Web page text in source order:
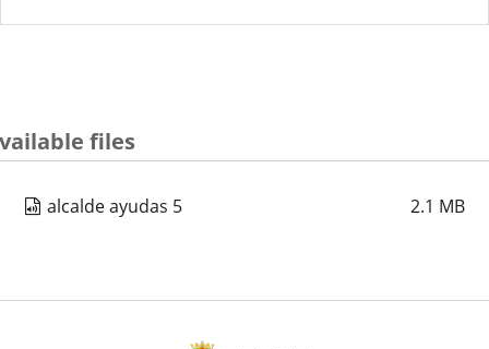
files
alcalde ayudas 5 2.1 MB